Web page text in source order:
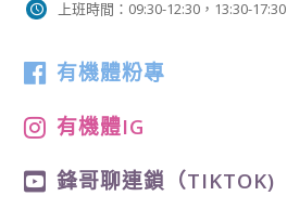
上班時間：09:30-12:30，13:30-17:30
有機體粉專
有機體IG
鋒哥聊連鎖（TIKTOK)